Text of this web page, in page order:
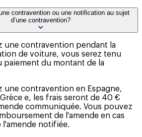
contravention ou une notification au sujet
d’une contravention?
une contravention pendant la
de voiture, vous serez tenu
paiement du montant de la
une contravention en Espagne,
e, les frais seront de 40 €
communiquée. Vous pouvez
de l'amende en cas
l'amende notifiée.